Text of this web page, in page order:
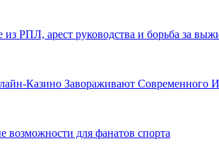
РПЛ, арест руководства и борьба за
Казино Завораживают Современного
для фанатов спорта